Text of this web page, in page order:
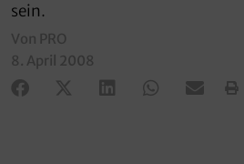
sein.
Von PRO
8. April 2008